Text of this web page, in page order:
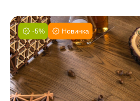
-5% Новинка
Фаска:
Соединение:
Обработка:
Длина:
Ширина: